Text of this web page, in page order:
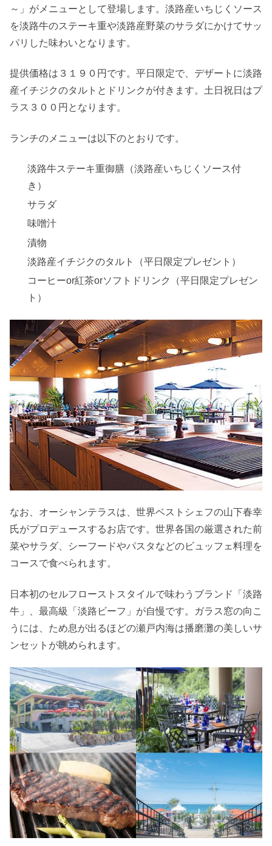
～」がメニューとして登場します。淡路産いちじくソース
を淡路牛のステーキ重や淡路産野菜のサラダにかけてサッ
パリした味わいとなります。
提供価格は３１９０円です。平日限定で、デザートに淡路
産イチジクのタルトとドリンクが付きます。土日祝日はプ
ラス３００円となります。
ランチのメニューは以下のとおりです。
淡路牛ステーキ重御膳（淡路産いちじくソース付
き）
サラダ
味噌汁
漬物
淡路産イチジクのタルト（平日限定プレゼント）
コーヒーor紅茶orソフトドリンク（平日限定プレゼン
ト）
なお、オーシャンテラスは、世界ベストシェフの山下春幸
氏がプロデュースするお店です。世界各国の厳選された前
菜やサラダ、シーフードやパスタなどのビュッフェ料理を
コースで食べられます。
日本初のセルフローストスタイルで味わうブランド「淡路
牛」、最高級「淡路ビーフ」が自慢です。ガラス窓の向こ
うには、ため息が出るほどの瀬戸内海は播磨灘の美しいサ
ンセットが眺められます。